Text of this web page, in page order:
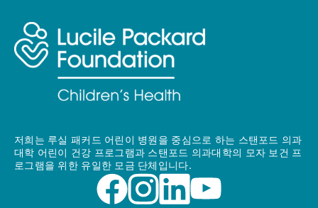
저희는 루실 패커드 어린이 병원을 중심으로 하는 스탠포드 의과
대학 어린이 건강 프로그램과 스탠포드 의과대학의 모자 보건 프
로그램을 위한 유일한 모금 단체입니다.